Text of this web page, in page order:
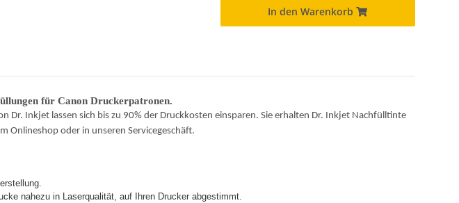
In den Warenkorb
für Canon Druckerpatronen.
Inkjet lassen sich bis zu 90% der Druckkosten einsparen. Sie erhalten Dr. Inkjet Nachfülltinte
Onlineshop oder in unseren Servicegeschäft.
nahezu in Laserqualität, auf Ihren Drucker abgestimmt.